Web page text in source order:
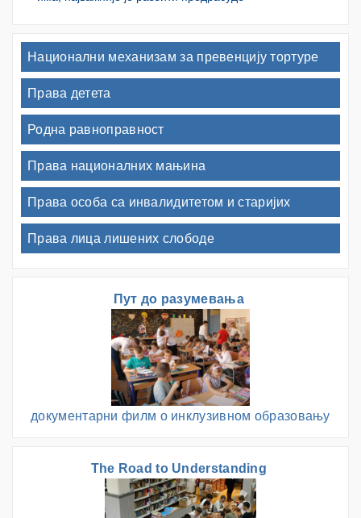
Национални механизам за превенцију тортуре
Права детета
Родна равноправност
Права националних мањина
Права особа са инвалидитетом и старијих
Права лица лишених слободе
Пут до разумевања
документарни филм о инклузивном образовању
The Road to Understanding